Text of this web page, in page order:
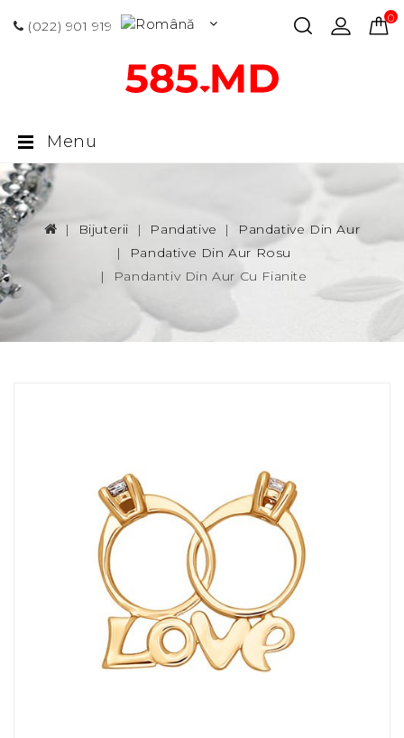
(022) 901 919
0
Menu
Bijuterii Pandative
Pandative Din Aur
Pandative Din Aur Rosu
Pandantiv Din Aur Cu Fianite